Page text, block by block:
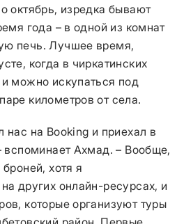
октябрь, изредка бывают
года – в одной из комнат
печь. Лучшее время,
когда в чиркатинских
можно искупаться под
километров от села.
нас на Booking и приехал в
вспоминает Ахмад. – Вообще,
хотя я
других онлайн-ресурсах, и
которые организуют туры